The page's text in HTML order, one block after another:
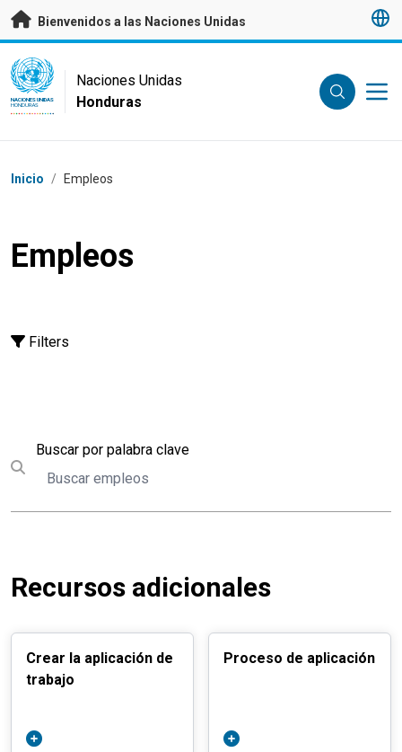
Saltar a contenido principal
Bienvenidos a las Naciones Unidas
UN Logo
NACIONES UNIDAS
HONDURAS
Naciones Unidas
Honduras
Coordenadas dentro de la ruta de navegación
Inicio / Empleos
Empleos
Filters
Submit search
Buscar por palabra claveBuscar
Recursos adicionales
Crear la aplicación de
trabajo
Proceso de aplicación